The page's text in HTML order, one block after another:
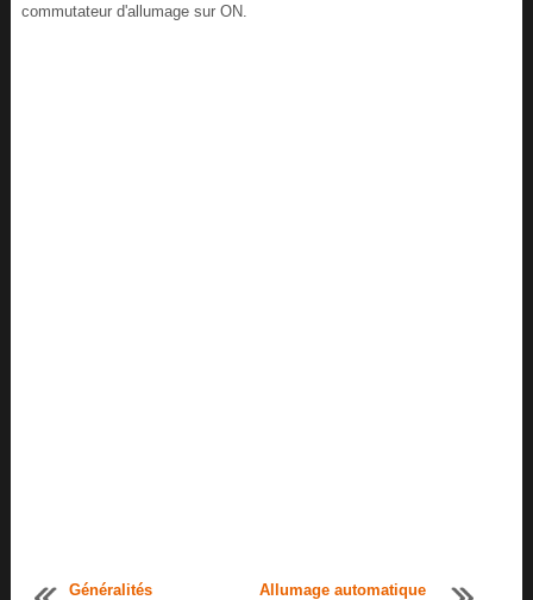
commutateur d'allumage sur ON.
Généralités
Allumage automatique